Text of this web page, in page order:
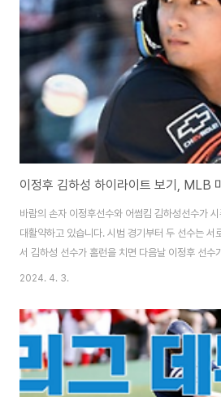
가입자의 소득 수준에 따라 1분위부터 10분위까
인부담 상한액 기준표는 아래 확인하기를 통해 확
담 상한액 기준 확인하기 건..
이정후 김하성 하이라이트 보기, MLB
바람의 손자 이정후선수와 어썸킴 김하성선수가
대활약하고 있습니다. 시범 경기부터 두 선수는 서
서 김하성 선수가 홈런을 치면 다음날 이정후 선수
티 히트와 장타를 기록하며 코리안 리거들의 뛰어
평가를 받고 있는 이정후 선수와 내년에 FA가 되어
성이 있는 김하성 선수의 경기 일정과 경기 하이
는 법을 소개합니다. 경기 하이라이트 무료 시청
프란시스코에서 안타와 홈런을 친 이정후 선수 경
있습니다. 하지만, SPOT 유튜브 채널..
2024. 4. 3.